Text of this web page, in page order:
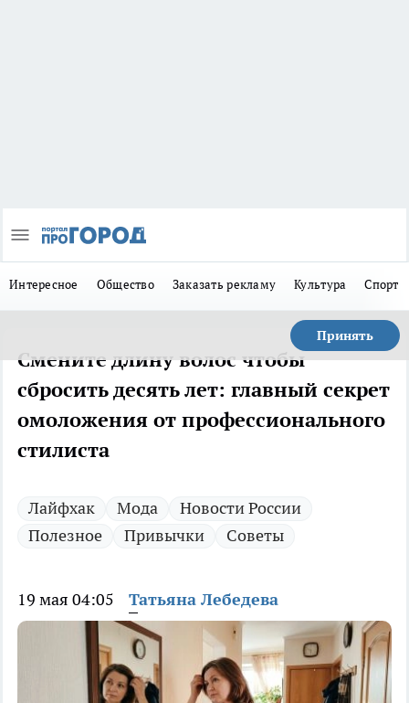
Интересное Общество Заказать рекламу Культура Спорт
Принять
Смените длину волос чтобы
сбросить десять лет: главный секрет
омоложения от профессионального
стилиста
Лайфхак Мода
Новости России
Полезное
Привычки Советы
19 мая 04:05 Татьяна Лебедева